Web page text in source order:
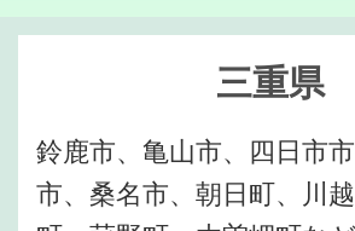
三重県
鈴鹿市、亀山市、四日市
市、桑名市、朝日町、川